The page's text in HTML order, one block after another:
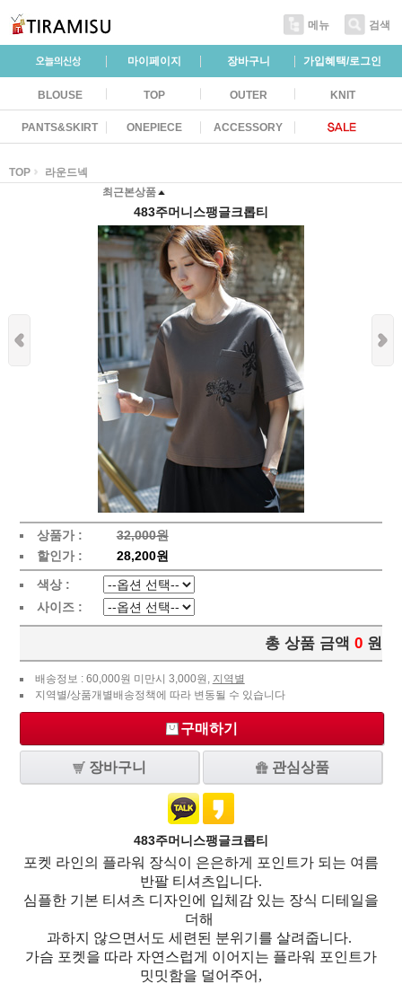
메뉴 검색
마이페이지 장바구니 가입혜택/로그인
BLOUSE TOP OUTER KNIT
PANTS&SKIRT ONEPIECE ACCESSORY
TOP
라운드넥
최근본상품
483주머니스팽글크롭티
상품가 :
32,000원
할인가 :
28,200원
색상 :
사이즈 :
총 상품 금액 0 원
배송정보 : 60,000원 미만시 3,000원, 지역별
지역별/상품개별배송정책에 따라 변동될 수 있습니다
구매하기
장바구니 관심상품
483주머니스팽글크롭티
포켓 라인의 플라워 장식이 은은하게 포인트가 되는 여름
반팔 티셔츠입니다.
심플한 기본 티셔츠 디자인에 입체감 있는 장식 디테일을
더해
과하지 않으면서도 세련된 분위기를 살려줍니다.
가슴 포켓을 따라 자연스럽게 이어지는 플라워 포인트가
밋밋함을 덜어주어,